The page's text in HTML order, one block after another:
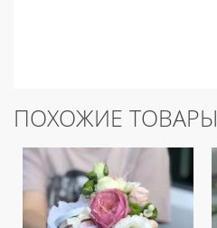
ПОХОЖИЕ ТОВАРЫ